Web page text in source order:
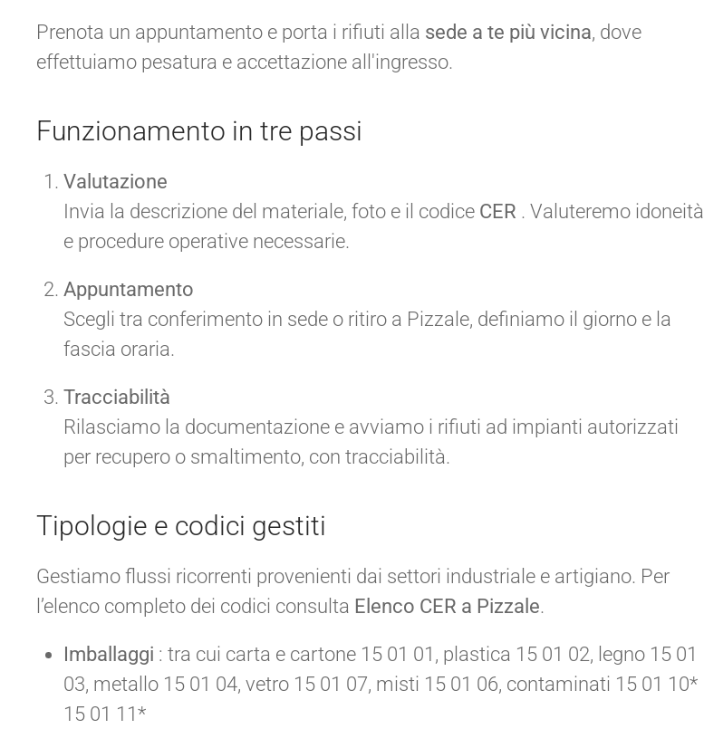
Prenota un appuntamento e porta i rifiuti alla sede a te più vicina, dove
effettuiamo pesatura e accettazione all'ingresso.
Funzionamento in tre passi
Valutazione
Invia la descrizione del materiale, foto e il codice CER . Valuteremo idoneità
e procedure operative necessarie.
Appuntamento
Scegli tra conferimento in sede o ritiro a Pizzale, definiamo il giorno e la
fascia oraria.
Tracciabilità
Rilasciamo la documentazione e avviamo i rifiuti ad impianti autorizzati
per recupero o smaltimento, con tracciabilità.
Tipologie e codici gestiti
Gestiamo flussi ricorrenti provenienti dai settori industriale e artigiano. Per
l’elenco completo dei codici consulta Elenco CER a Pizzale.
Imballaggi : tra cui carta e cartone 15 01 01, plastica 15 01 02, legno 15 01
03, metallo 15 01 04, vetro 15 01 07, misti 15 01 06, contaminati 15 01 10*
15 01 11*